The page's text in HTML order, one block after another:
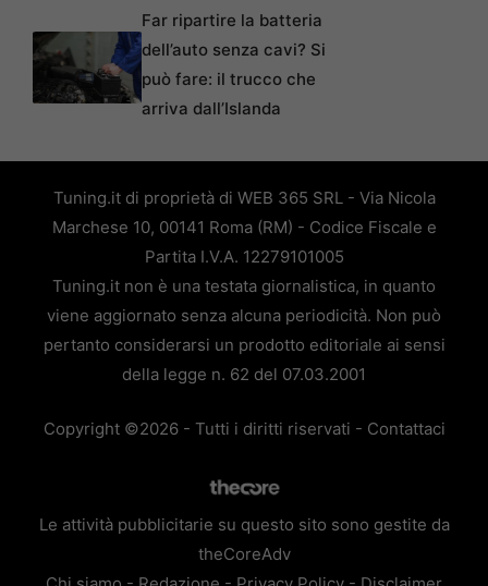
Far ripartire la batteria
dell’auto senza cavi? Si
può fare: il trucco che
arriva dall’Islanda
Tuning.it di proprietà di WEB 365 SRL - Via Nicola
Marchese 10, 00141 Roma (RM) - Codice Fiscale e
Partita I.V.A. 12279101005
Tuning.it non è una testata giornalistica, in quanto
viene aggiornato senza alcuna periodicità. Non può
pertanto considerarsi un prodotto editoriale ai sensi
della legge n. 62 del 07.03.2001
Copyright ©2026 - Tutti i diritti riservati - Contattaci
Le attività pubblicitarie su questo sito sono gestite da
theCoreAdv